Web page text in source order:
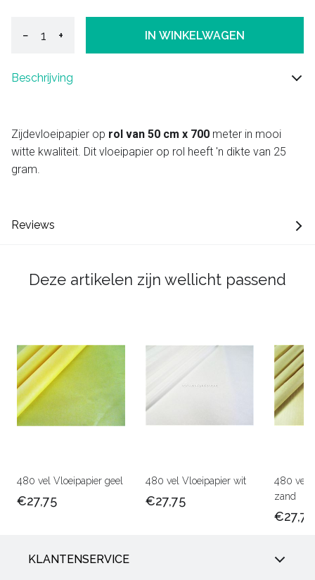
− + IN WINKELWAGEN
Beschrijving
Zijdevloeipapier op rol van 50 cm x 700 meter in mooi
witte kwaliteit. Dit vloeipapier op rol heeft 'n dikte van 25
gram.
Reviews
Deze artikelen zijn wellicht passend
480 vel Vloeipapier geel
€27,75
480 vel Vloeipapier wit
€27,75
480 vel
zand
€27,75
KLANTENSERVICE